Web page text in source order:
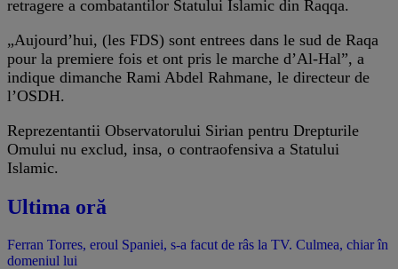
retragere a combatantilor Statului Islamic din Raqqa.
„Aujourd’hui, (les FDS) sont entrees dans le sud de Raqa
pour la premiere fois et ont pris le marche d’Al-Hal”, a
indique dimanche Rami Abdel Rahmane, le directeur de
l’OSDH.
Reprezentantii Observatorului Sirian pentru Drepturile
Omului nu exclud, insa, o contraofensiva a Statului
Islamic.
Ultima oră
Ferran Torres, eroul Spaniei, s-a facut de râs la TV. Culmea, chiar în
domeniul lui